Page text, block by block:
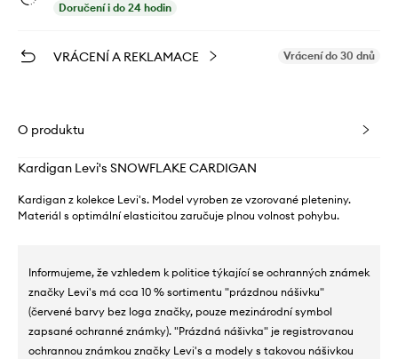
Doručení i do 24 hodin
VRÁCENÍ A REKLAMACE Vrácení do 30 dnů
O produktu
Kardigan Levi's SNOWFLAKE CARDIGAN
Kardigan z kolekce Levi's. Model vyroben ze vzorované pleteniny.
Materiál s optimální elasticitou zaručuje plnou volnost pohybu.
Informujeme, že vzhledem k politice týkající se ochranných známek
značky Levi's má cca 10 % sortimentu "prázdnou nášivku"
(červené barvy bez loga značky, pouze mezinárodní symbol
zapsané ochranné známky). "Prázdná nášivka" je registrovanou
ochrannou známkou značky Levi's a modely s takovou nášivkou